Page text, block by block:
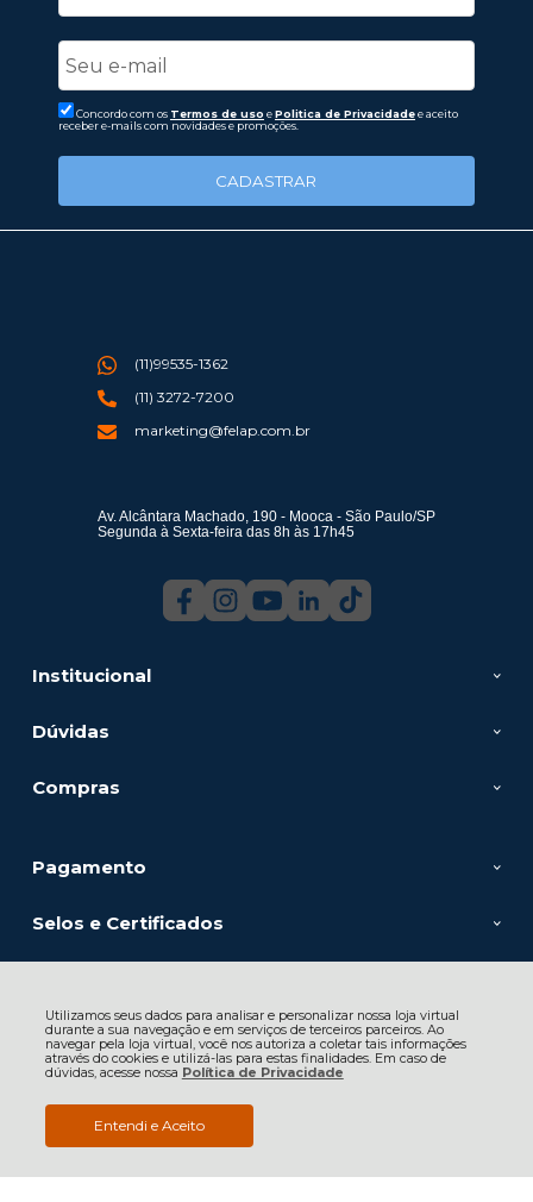
Utilizamos seus dados para analisar e personalizar nossa loja virtual
durante a sua navegação e em serviços de terceiros parceiros. Ao
navegar pela loja virtual, você nos autoriza a coletar tais informações
através do cookies e utilizá-las para estas finalidades. Em caso de
dúvidas, acesse nossa Política de Privacidade
Entendi e Aceito
Concordo com os Termos de uso ePolitica de Privacidadee aceito
receber e-mails com novidades e promoções.
CADASTRAR
Institucional
Dúvidas
Compras
(11)99535-1362
(11) 3272-7200
marketing@felap.com.br
Av. Alcântara Machado, 190 - Mooca - São Paulo/SP
Segunda à Sexta-feira das 8h às 17h45
Pagamento
Selos e Certificados
FELAP MAQUINAS E EQUIPAMENTOS LTDA, Av. Alcântara Machado -
190 - Mooca - 03102-901 - São Paulo - SP
Máquinas e Equipamentos - 2026